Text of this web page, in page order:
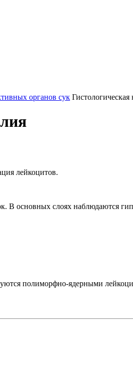
органов сук
лейкоцитов.
В основных слоях наблюдаются
полиморфно-ядерными